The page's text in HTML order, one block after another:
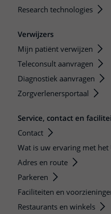
Research technologies
Verwijzers
Mijn patiënt verwijzen
Teleconsult aanvragen
Diagnostiek aanvragen
Zorgverlenersportaal
Service, contact en
Contact
Wat is uw ervaring met het
Adres en route
Parkeren
Faciliteiten en
Restaurants en winkels